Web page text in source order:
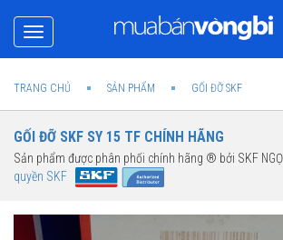
Toggle
navigation
TRANG CHỦ SẢN PHẨM GỐI ĐỠ SKF
GỐI ĐỠ SKF SY 15 TF CHÍNH HÃNG
Sản phẩm được phân phối chính hãng ® bởi SKF
quyền SKF